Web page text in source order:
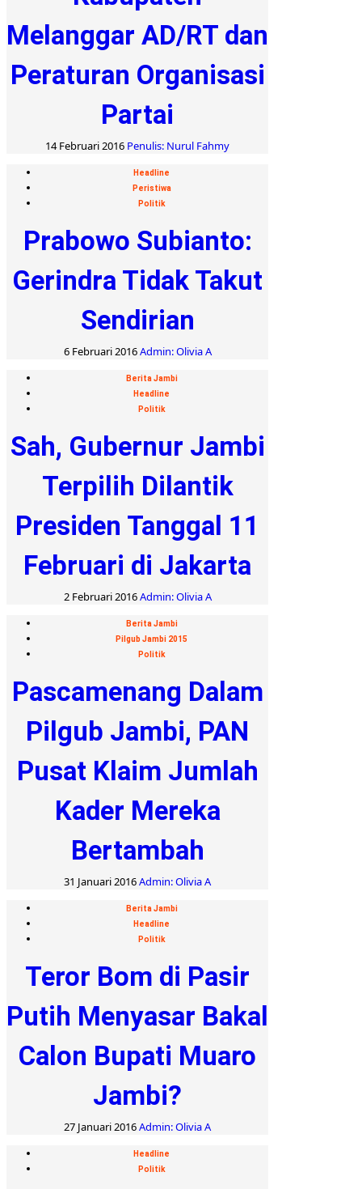
Melanggar AD/RT dan
Peraturan Organisasi
Partai
14 Februari 2016 Penulis: Nurul Fahmy
Headline
Peristiwa
Politik
Prabowo Subianto:
Gerindra Tidak Takut
Sendirian
6 Februari 2016Admin: Olivia A
Berita Jambi
Headline
Politik
Sah, Gubernur Jambi
Terpilih Dilantik
Presiden Tanggal 11
Februari di Jakarta
2 Februari 2016Admin: Olivia A
Berita Jambi
Pilgub Jambi 2015
Politik
Pascamenang Dalam
Pilgub Jambi, PAN
Pusat Klaim Jumlah
Kader Mereka
Bertambah
31 Januari 2016Admin: Olivia A
Berita Jambi
Headline
Politik
Teror Bom di Pasir
Putih Menyasar Bakal
Calon Bupati Muaro
Jambi?
27 Januari 2016Admin: Olivia A
Headline
Politik